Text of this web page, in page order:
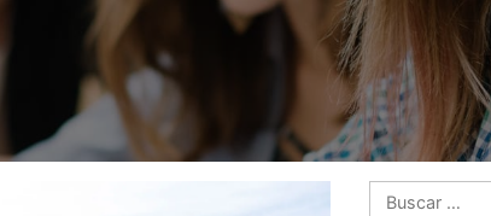
Licenciatura en
Negocios Internacionales
Licenciatura en Nutrición
Licenciatura en
Psicología
Ingeniería Industrial
Ingeniería Mecánica
Ingeniería Mecatrónica
Buscar: